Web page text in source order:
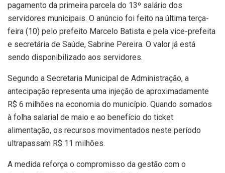
pagamento da primeira parcela do 13º salário dos
servidores municipais. O anúncio foi feito na última terça-
feira (10) pelo prefeito Marcelo Batista e pela vice-prefeita
e secretária de Saúde, Sabrine Pereira. O valor já está
sendo disponibilizado aos servidores.
Segundo a Secretaria Municipal de Administração, a
antecipação representa uma injeção de aproximadamente
R$ 6 milhões na economia do município. Quando somados
à folha salarial de maio e ao benefício do ticket
alimentação, os recursos movimentados neste período
ultrapassam R$ 11 milhões.
A medida reforça o compromisso da gestão com o